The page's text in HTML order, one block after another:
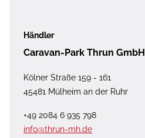
Händler
Caravan-Park Thrun GmbH
Kölner Straße 159 - 161
45481 Mülheim an der Ruhr
+49 2084 6 935 798
info@thrun-mh.de